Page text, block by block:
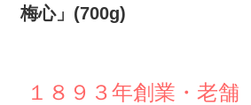
梅心」(700g)
１８９３年創業・老舗